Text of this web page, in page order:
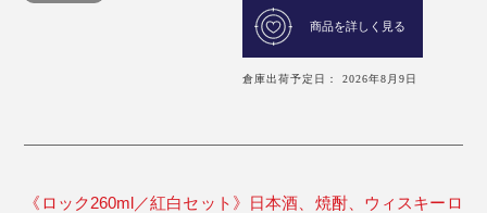
商品を詳しく見る
倉庫出荷予定日： 2026年8月9日
《ロック260ml／紅白セット》日本酒、焼酎、ウィスキーロ